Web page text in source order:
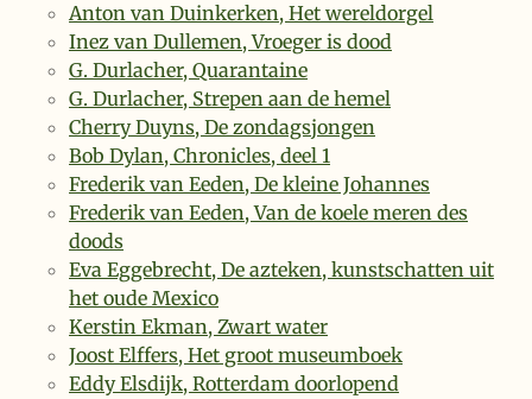
Anton van Duinkerken, Het wereldorgel
Inez van Dullemen, Vroeger is dood
G. Durlacher, Quarantaine
G. Durlacher, Strepen aan de hemel
Cherry Duyns, De zondagsjongen
Bob Dylan, Chronicles, deel 1
Frederik van Eeden, De kleine Johannes
Frederik van Eeden, Van de koele meren des
doods
Eva Eggebrecht, De azteken, kunstschatten uit
het oude Mexico
Kerstin Ekman, Zwart water
Joost Elffers, Het groot museumboek
Eddy Elsdijk, Rotterdam doorlopend